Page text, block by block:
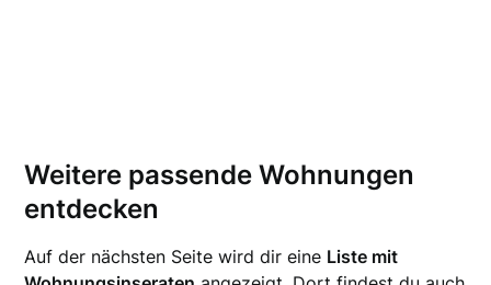
Weitere passende Wohnungen
entdecken
Auf der nächsten Seite wird dir eine Liste mit